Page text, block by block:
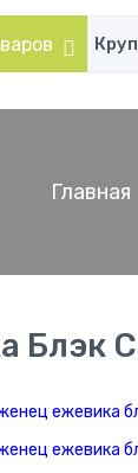
Главная
Блэк